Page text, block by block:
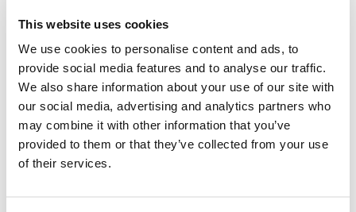
This website uses cookies
We use cookies to personalise content and ads, to
provide social media features and to analyse our traffic.
We also share information about your use of our site with
our social media, advertising and analytics partners who
may combine it with other information that you’ve
provided to them or that they’ve collected from your use
of their services.
Sem engrenagens e modular
Simon Bäck, engenheiro sénior de desenvolvimento da
Mirka, destaca outra das características da POLAROS como
um fator decisivo para a popularidade da polidora.
"Penso que o sucesso do POLAROS, e aquilo de que mais